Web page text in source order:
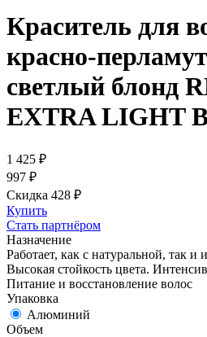
Краситель для
красно-
светлый блонд
EXTRA LIGHT
1 425 ₽
997 ₽
Скидка 428 ₽
Купить
Стать партнёром
Назначение
Работает, как с натуральной, так и
Высокая стойкость цвета.
Питание и восстановление волос
Упаковка
Алюминий
Объем